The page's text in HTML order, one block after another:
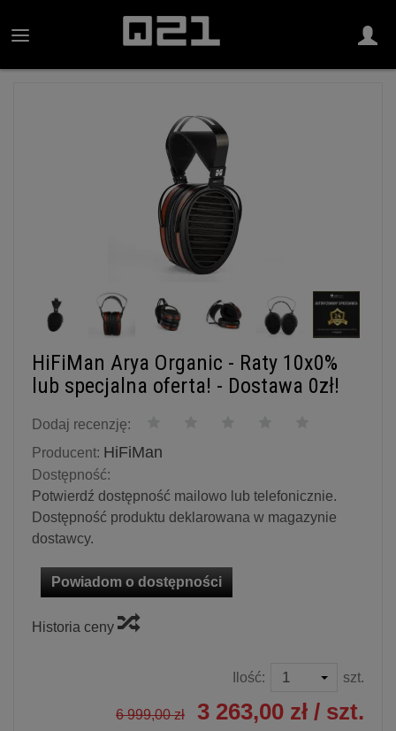
HiFiMan Arya Organic - Raty 10x0%
lub specjalna oferta! - Dostawa 0zł!
Dodaj recenzję:
Producent: HiFiMan
Dostępność:
Potwierdź dostępność mailowo lub telefonicznie.
Dostępność produktu deklarowana w magazynie
dostawcy.
Powiadom o dostępności
Historia ceny
Ilość: szt.
6 999,00 zł 3 263,00 zł / szt.